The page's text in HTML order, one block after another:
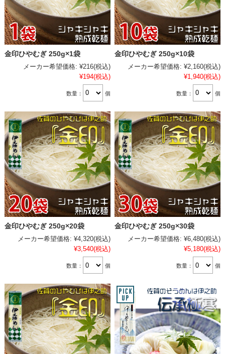
金印ひやむぎ 250g×1袋
メーカー希望価格: ¥216(税込)
¥194(税込)
数量： 個
金印ひやむぎ 250g×10袋
メーカー希望価格: ¥2,160(税込)
¥1,940(税込)
数量： 個
金印ひやむぎ 250g×20袋
メーカー希望価格: ¥4,320(税込)
¥3,540(税込)
数量： 個
金印ひやむぎ 250g×30袋
メーカー希望価格: ¥6,480(税込)
¥5,180(税込)
数量： 個